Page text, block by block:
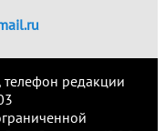
телефон редакции